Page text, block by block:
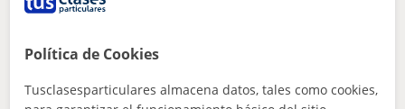
edades, con mucha adaptabilidad
mundo del fitness. Bastante adaptabilidad para
Política de Cookies
Tusclasesparticulares almacena datos, tales como cookies,